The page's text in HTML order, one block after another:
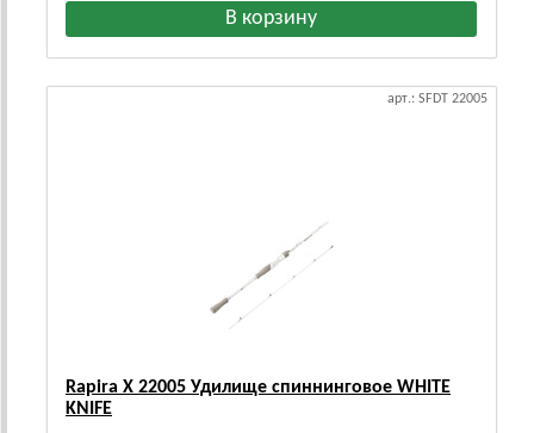
арт.: SFDT 22005
Rapira X 22005 Удилище спиннинговое WHITE
KNIFE